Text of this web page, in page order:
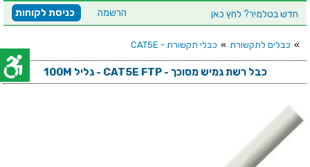
חדש בטלמיר? לחץ כאן כניסת לקוחות הרשמה
» כבלים לתקשורת » כבלי תקשורת - CAT5E
כבל רשת גמיש מסוכך - CAT5E FTP - גליל 100M